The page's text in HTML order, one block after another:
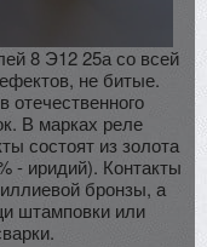
8 Э12 25а со всей
не битые.
отечественного
В марках реле
состоят из золота
- иридий). Контакты
бронзы, а
штамповки или